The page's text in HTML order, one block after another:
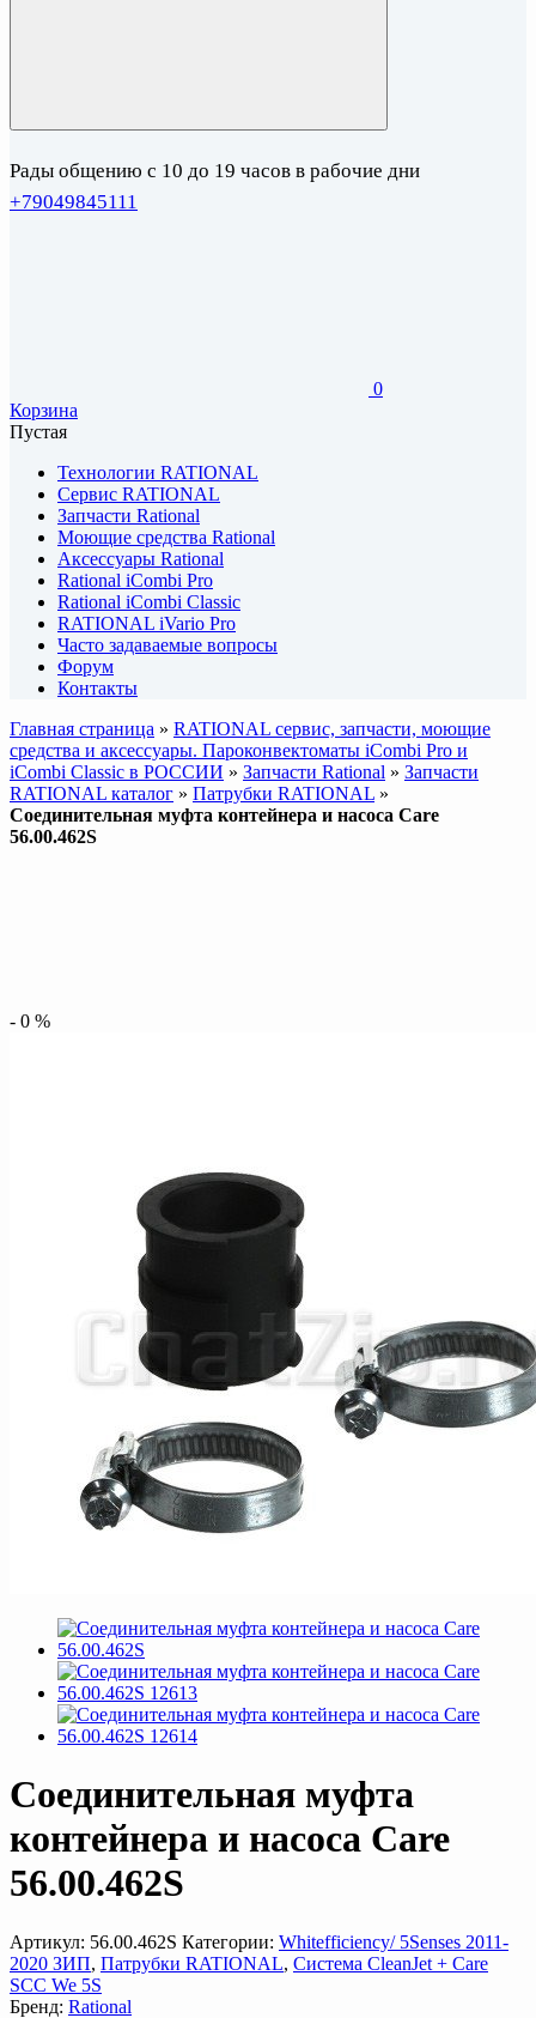
Рады общению с 10 до 19 часов в рабочие дни
+79049845111
0
Корзина
Пустая
Технологии RATIONAL
Сервис RATIONAL
Запчасти Rational
Моющие средства Rational
Аксессуары Rational
Rational iCombi Pro
Rational iCombi Classic
RATIONAL iVario Pro
Часто задаваемые вопросы
Форум
Контакты
Главная страница » RATIONAL сервис, запчасти, моющие
средства и аксессуары. Пароконвектоматы iCombi Pro и
iCombi Classic в РОССИИ » Запчасти Rational » Запчасти
RATIONAL каталог » Патрубки RATIONAL »
Соединительная муфта контейнера и насоса Care
56.00.462S
- 0 %
Соединительная муфта
контейнера и насоса Care
56.00.462S
Артикул: 56.00.462S Категории: Whitefficiency/ 5Senses 2011-
2020 ЗИП, Патрубки RATIONAL, Система CleanJet + Care
SCC We 5S
Бренд: Rational